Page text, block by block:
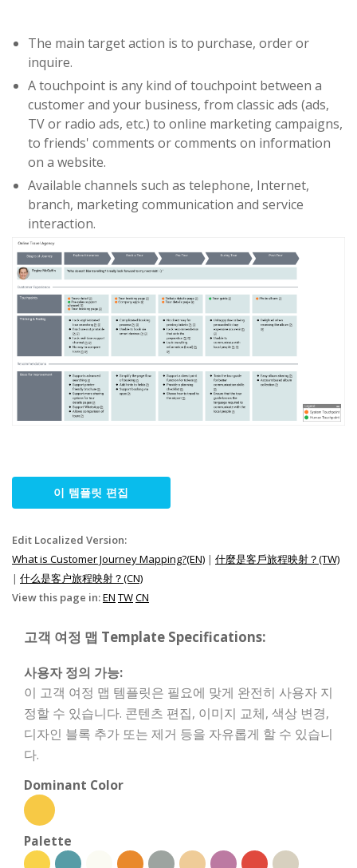
The main target action is to purchase, order or
inquire.
A touchpoint is any kind of touchpoint between a
customer and your business, from classic ads (ads,
TV or radio ads, etc.) to online marketing campaigns,
to friends' comments or comments on information
on a website.
Available channels such as telephone, Internet,
branch, marketing communication and service
interaction.
이 템플릿 편집
Edit Localized Version:
What is Customer Journey Mapping?(EN) | 什麼是客戶旅程映射？(TW)
| 什么是客户旅程映射？(CN)
View this page in:EN TWCN
고객 여정 맵 Template Specifications:
사용자 정의 가능:
이 고객 여정 맵 템플릿은 필요에 맞게 완전히 사용자 지
정할 수 있습니다. 콘텐츠 편집, 이미지 교체, 색상 변경,
디자인 블록 추가 또는 제거 등을 자유롭게 할 수 있습니
다.
Dominant Color
Palette